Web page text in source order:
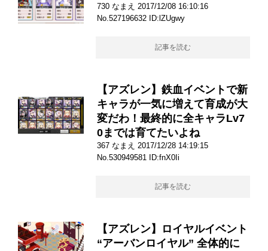
730 なまえ 2017/12/08 16:10:16
No.527196632 ID:lZUgwy
記事を読む
【アズレン】鉄血イベントで新
キャラが一気に増えて育成が大
変だわ！最終的に全キャラLv7
0までは育てたいよね
367 なまえ 2017/12/28 14:19:15
No.530949581 ID:fnX0Ii
記事を読む
【アズレン】ロイヤルイベント
“アーバンロイヤル” 全体的に